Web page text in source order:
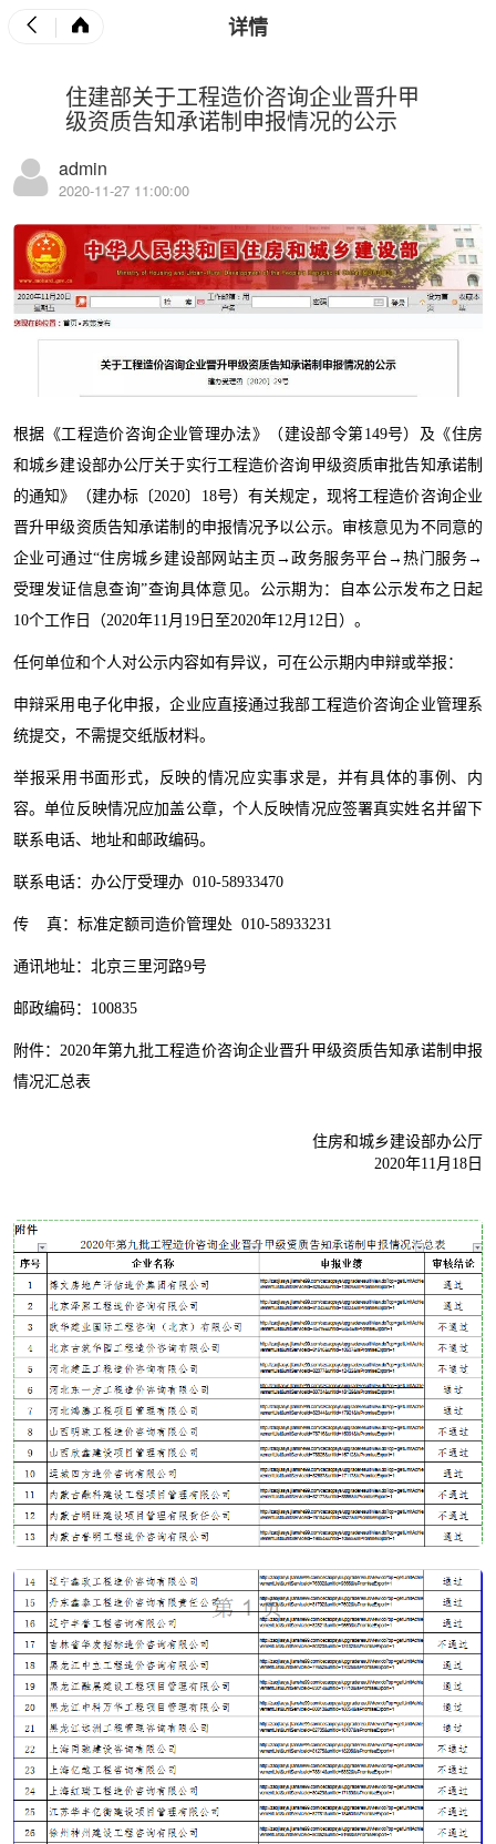
详情
住建部关于工程造价咨询企业晋升甲
级资质告知承诺制申报情况的公示
admin
2020-11-27 11:00:00
根据《工程造价咨询企业管理办法》（建设部令第149号）及《住房
和城乡建设部办公厅关于实行工程造价咨询甲级资质审批告知承诺制
的通知》（建办标〔2020〕18号）有关规定，现将工程造价咨询企业
晋升甲级资质告知承诺制的申报情况予以公示。审核意见为不同意的
企业可通过“住房城乡建设部网站主页→政务服务平台→热门服务→
受理发证信息查询”查询具体意见。公示期为：自本公示发布之日起
10个工作日（2020年11月19日至2020年12月12日）。
任何单位和个人对公示内容如有异议，可在公示期内申辩或举报：
申辩采用电子化申报，企业应直接通过我部工程造价咨询企业管理系
统提交，不需提交纸版材料。
举报采用书面形式，反映的情况应实事求是，并有具体的事例、内
容。单位反映情况应加盖公章，个人反映情况应签署真实姓名并留下
联系电话、地址和邮政编码。
联系电话：办公厅受理办 010-58933470
传 真：标准定额司造价管理处 010-58933231
通讯地址：北京三里河路9号
邮政编码：100835
附件：2020年第九批工程造价咨询企业晋升甲级资质告知承诺制申报
情况汇总表
住房和城乡建设部办公厅
2020年11月18日